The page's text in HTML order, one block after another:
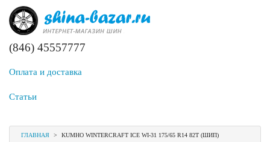
(846) 45557777
Оплата и доставка
Статьи
ГЛАВНАЯ > KUMHO WINTERCRAFT ICE WI-31 175/65 R14 82T (ШИП)